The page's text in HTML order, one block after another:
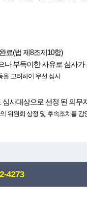
료(법 제8조제10항)
나 부득이한 사유로 심사
고려하여 우선 심사
사대상으로 선정 된 의무
위원회 상정 및 후속조치를 감
4273